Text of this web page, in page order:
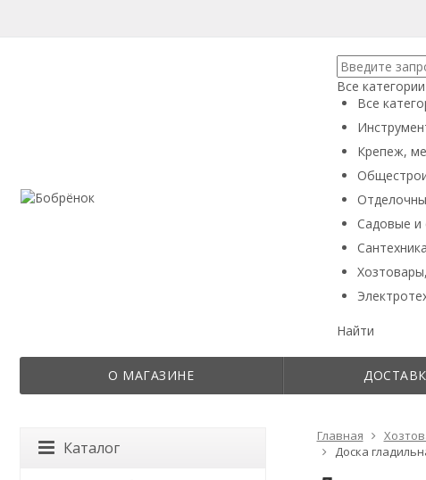
Все категории
Все
Крепеж,
Садовые и
Сантехника
Найти
О МАГАЗИНЕ
Главная
Доска
Каталог